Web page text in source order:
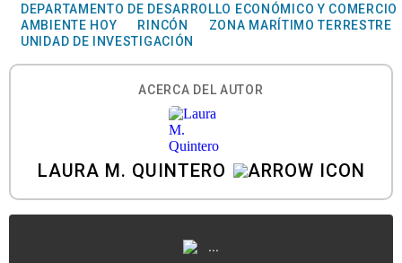
DEPARTAMENTO DE DESARROLLO ECONÓMICO Y COMERCIO
AMBIENTE HOY
RINCÓN
ZONA MARÍTIMO TERRESTRE
UNIDAD DE INVESTIGACIÓN
ACERCA DEL AUTOR
LAURA M. QUINTERO
...